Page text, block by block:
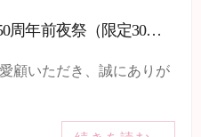
価格改定前！今年最大の50周年前夜祭（限定30体｜総額50万円相当以上の豪華特典）
顧いただき、誠にありが